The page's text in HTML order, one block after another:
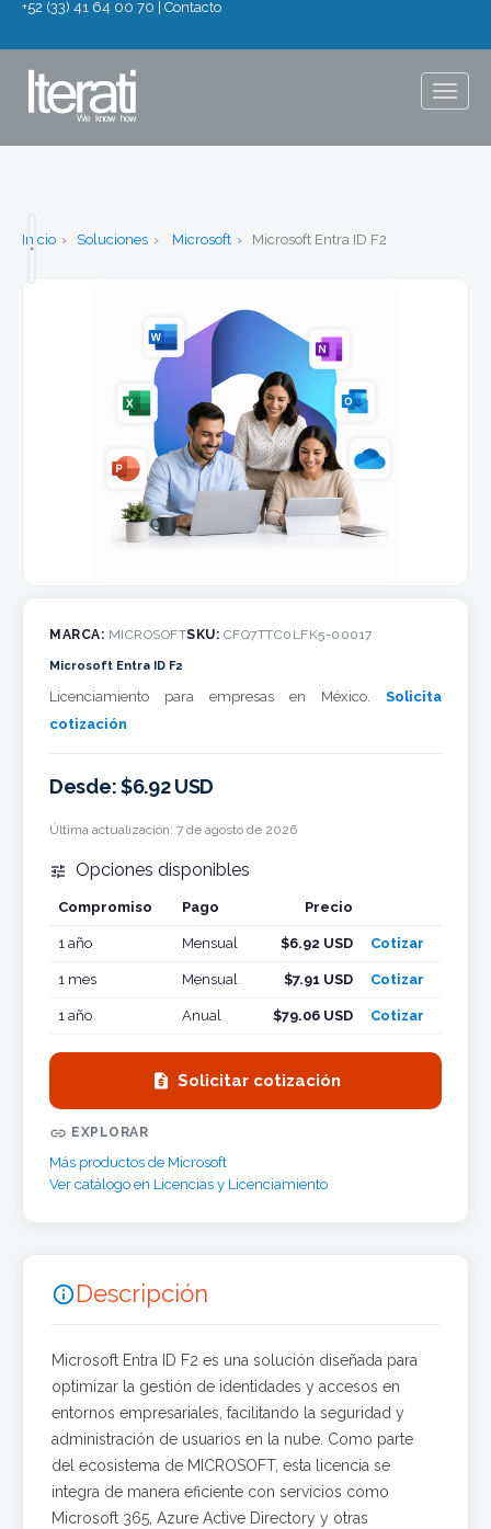
+52 (33) 41 64 00 70 Contacto
Inicio Soluciones Microsoft Microsoft Entra ID F2
MARCA: MICROSOFTSKU: CFQ7TTC0LFK5-00017
Microsoft Entra ID F2
Licenciamiento para empresas en México. Solicita
cotización
Desde: $6.92 USD
Última actualización: 7 de agosto de 2026
 Opciones disponibles
Compromiso Pago Precio
1 año
Mensual $6.92 USD Cotizar
1 mes Mensual $7.91 USD Cotizar
1 año Anual $79.06 USD Cotizar
 Solicitar cotización
 EXPLORAR
Más productos de Microsoft
Ver catálogo en Licencias y Licenciamiento
Descripción
Microsoft Entra ID F2 es una solución diseñada para
optimizar la gestión de identidades y accesos en
entornos empresariales, facilitando la seguridad y
administración de usuarios en la nube. Como parte
del ecosistema de MICROSOFT, esta licencia se
integra de manera eficiente con servicios como
Microsoft 365, Azure Active Directory y otras